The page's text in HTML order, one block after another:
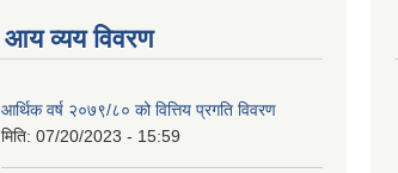
आय व्यय विवरण
आर्थिक वर्ष २०७९/८० को वित्तिय प्रगति विवरण
मिति: 07/20/2023 - 15:59